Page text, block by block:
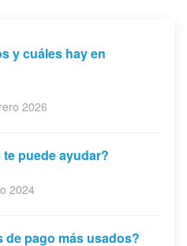
y cuáles hay en
2026
puede ayudar?
2024
de pago más usados?